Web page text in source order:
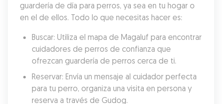
guardería de día para perros, ya sea en tu hogar o
en el de ellos. Todo lo que necesitas hacer es:
Buscar: Utiliza el mapa de Magaluf para encontrar
cuidadores de perros de confianza que
ofrezcan guardería de perros cerca de ti.
Reservar: Envía un mensaje al cuidador perfecta
para tu perro, organiza una visita en persona y
reserva a través de Gudog.